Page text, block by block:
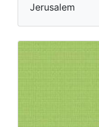
Jerusalem